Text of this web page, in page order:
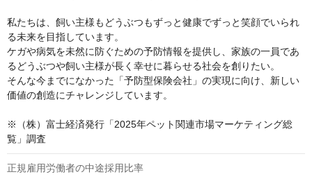
私たちは、飼い主様もどうぶつもずっと健康でずっと笑顔でいられ
る未来を目指しています。
ケガや病気を未然に防ぐための予防情報を提供し、家族の一員であ
るどうぶつや飼い主様が長く幸せに暮らせる社会を創りたい。
そんな今までになかった「予防型保険会社」の実現に向け、新しい
価値の創造にチャレンジしています。
※（株）富士経済発行「2025年ペット関連市場マーケティング総
覧」調査
正規雇用労働者の中途採用比率